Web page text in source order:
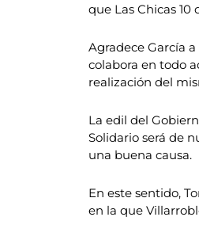
que Las Chicas
Agradece García
colabora en todo
realización del
La edil del
Solidario será de
una buena causa.
En este sentido,
en la que